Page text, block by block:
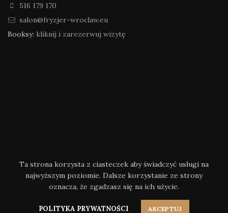
516 179 170
salon@fryzjer-wroclaw.eu
Booksy: kliknij i zarezerwuj wizytę
Ta strona korzysta z ciasteczek aby świadczyć usługi na
najwyższym poziomie. Dalsze korzystanie ze strony
oznacza, że zgadzasz się na ich użycie.
POLITYKA PRYWATNOŚCI AKCEPTUJ